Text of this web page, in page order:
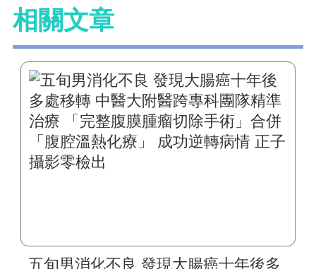
相關文章
五旬男消化不良 發現大腸癌十年後多